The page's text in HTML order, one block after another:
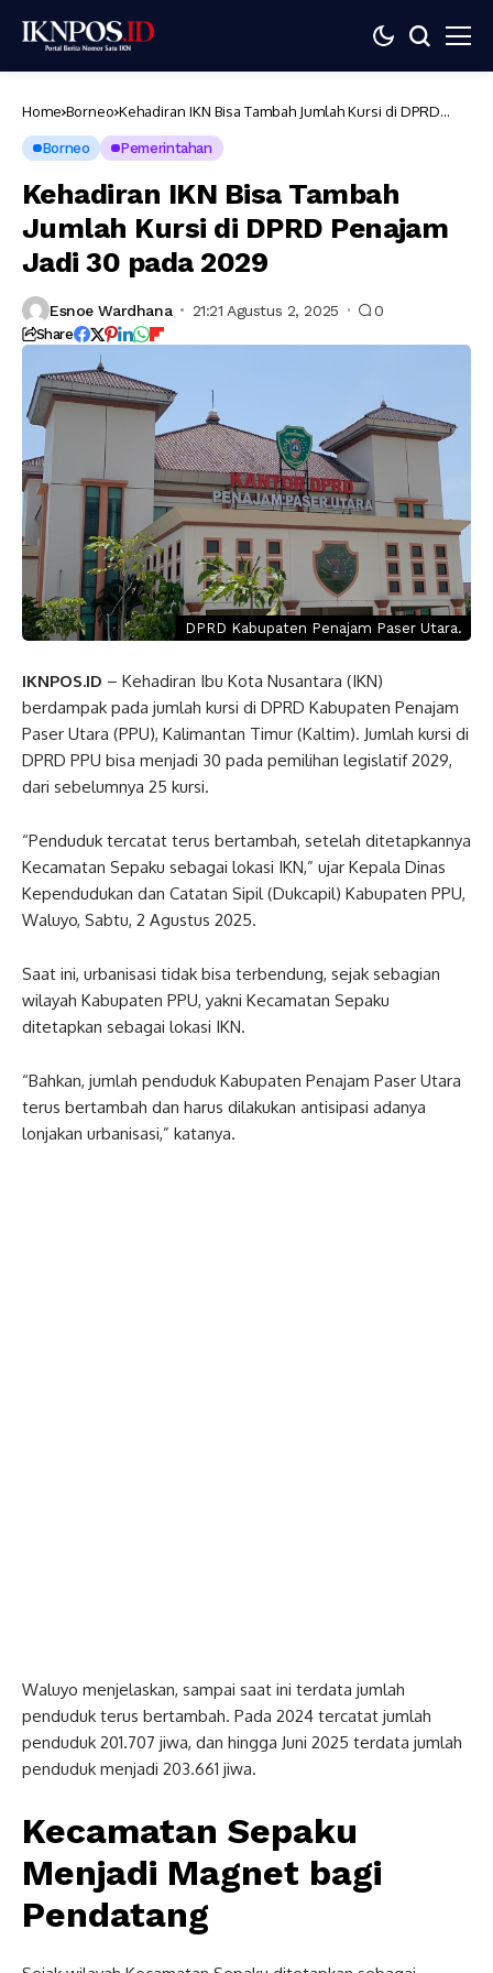
Home Borneo Kehadiran IKN Bisa Tambah Jumlah Kursi di DPRD
Borneo Pemerintahan
Kehadiran IKN Bisa Tambah
Jumlah Kursi di DPRD Penajam
Jadi 30 pada 2029
Esnoe Wardhana 21:21 Agustus 2, 2025 0
Share
DPRD Kabupaten Penajam Paser Utara.
IKNPOS.ID – Kehadiran Ibu Kota Nusantara (IKN)
berdampak pada jumlah kursi di DPRD Kabupaten Penajam
Paser Utara (PPU), Kalimantan Timur (Kaltim). Jumlah kursi di
DPRD PPU bisa menjadi 30 pada pemilihan legislatif 2029,
dari sebelumnya 25 kursi.
“Penduduk tercatat terus bertambah, setelah ditetapkannya
Kecamatan Sepaku sebagai lokasi IKN,” ujar Kepala Dinas
Kependudukan dan Catatan Sipil (Dukcapil) Kabupaten PPU,
Waluyo, Sabtu, 2 Agustus 2025.
Saat ini, urbanisasi tidak bisa terbendung, sejak sebagian
wilayah Kabupaten PPU, yakni Kecamatan Sepaku
ditetapkan sebagai lokasi IKN.
“Bahkan, jumlah penduduk Kabupaten Penajam Paser Utara
terus bertambah dan harus dilakukan antisipasi adanya
lonjakan urbanisasi,” katanya.
Waluyo menjelaskan, sampai saat ini terdata jumlah
penduduk terus bertambah. Pada 2024 tercatat jumlah
penduduk 201.707 jiwa, dan hingga Juni 2025 terdata jumlah
penduduk menjadi 203.661 jiwa.
Kecamatan Sepaku
Menjadi Magnet bagi
Pendatang